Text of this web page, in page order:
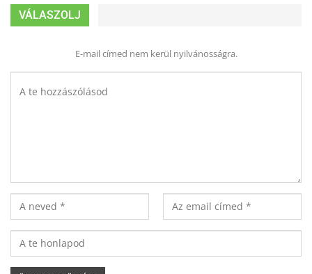
VÁLASZOLJ
E-mail címed nem kerül nyilvánosságra.